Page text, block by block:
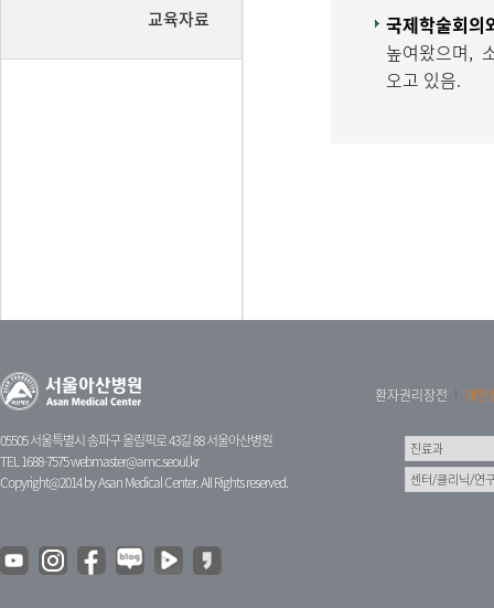
교육자료
국제학술회
높여왔으며,
오고 있음.
05505 서울특별시 송파구 올림픽로 43길 88 서울아산병원
TEL 1688-7575webmaster@amc.seoul.kr
Copyright@2014 by Asan Medical Center. All Rights reserved.
환자권리장전 개인